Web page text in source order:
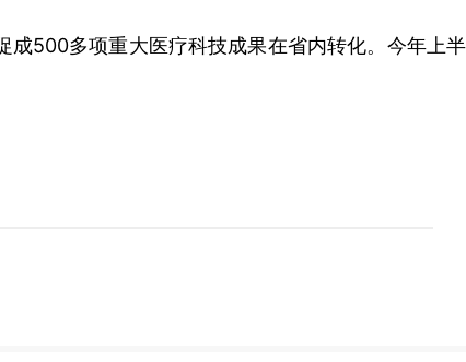
成500多项重大医疗科技成果在省内转化。今年上半